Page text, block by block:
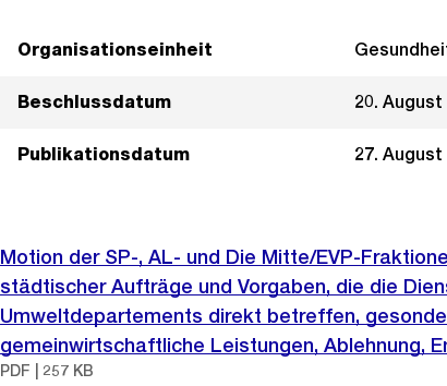
Organisationseinheit
Beschlussdatum 20. August
Publikationsdatum 27. August
Motion der SP-, AL- und Die Mitte/EVP-
städtischer Aufträge und Vorgaben, die die
Umweltdepartements direkt betreffen,
gemeinwirtschaftliche Leistungen, Ablehnung,
PDF | 257 KB